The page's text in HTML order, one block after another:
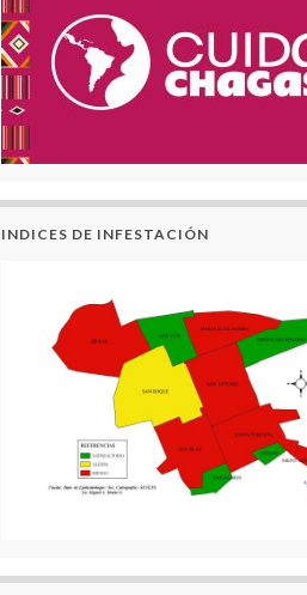
INDICES DE INFESTACIÓN